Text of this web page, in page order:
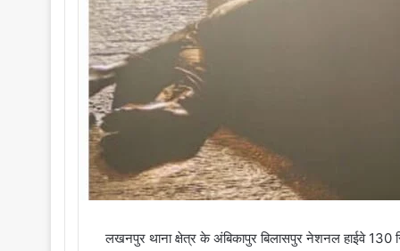
लखनपुर थाना क्षेत्र के अंबिकापुर बिलासपुर नेशनल हाईवे